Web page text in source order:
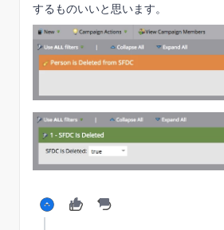
するものいいと思います。